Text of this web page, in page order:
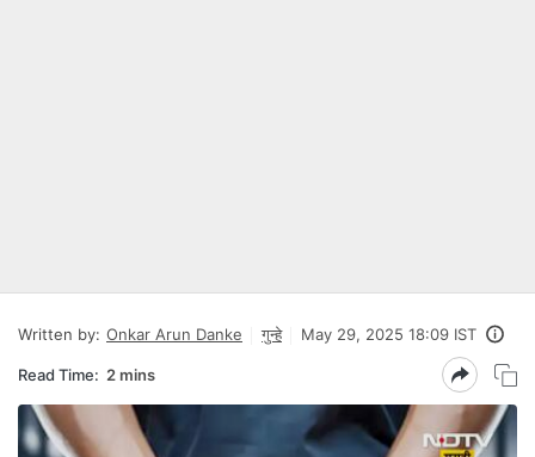
Written by: Onkar Arun Danke गुन्हे May 29, 2025 18:09 IST
Read Time: 2 mins